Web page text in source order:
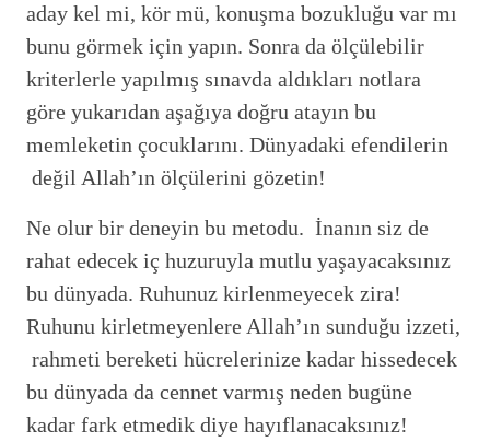
aday kel mi, kör mü, konuşma bozukluğu var mı
bunu görmek için yapın. Sonra da ölçülebilir
kriterlerle yapılmış sınavda aldıkları notlara
göre yukarıdan aşağıya doğru atayın bu
memleketin çocuklarını. Dünyadaki efendilerin
değil Allah’ın ölçülerini gözetin!
Ne olur bir deneyin bu metodu. İnanın siz de
rahat edecek iç huzuruyla mutlu yaşayacaksınız
bu dünyada. Ruhunuz kirlenmeyecek zira!
Ruhunu kirletmeyenlere Allah’ın sunduğu izzeti,
rahmeti bereketi hücrelerinize kadar hissedecek
bu dünyada da cennet varmış neden bugüne
kadar fark etmedik diye hayıflanacaksınız!